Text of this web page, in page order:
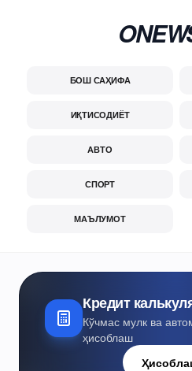
БОШ САҲИФА
ИҚТИСОДИЁТ
АВТО
СПОРТ
МАЪЛУМОТ
Кредит
Кўчмас мулк ва
ҳисоблаш